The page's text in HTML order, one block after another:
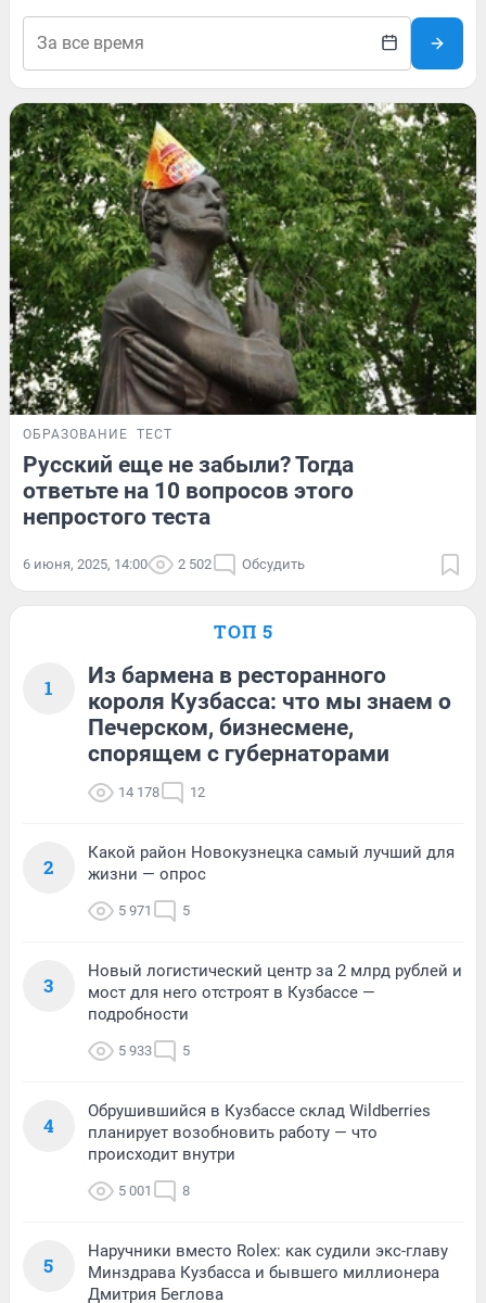
ОБРАЗОВАНИЕ ТЕСТ
Русский еще не забыли? Тогда
ответьте на 10 вопросов этого
непростого теста
6 июня, 2025, 14:00 2 502 Обсудить
ТОП 5
1
Из бармена в ресторанного
короля Кузбасса: что мы знаем о
Печерском, бизнесмене,
спорящем с губернаторами
14 178 12
2
Какой район Новокузнецка самый лучший для
жизни — опрос
5 971 5
3
Новый логистический центр за 2 млрд рублей и
мост для него отстроят в Кузбассе —
подробности
5 933 5
4
Обрушившийся в Кузбассе склад Wildberries
планирует возобновить работу — что
происходит внутри
5 001 8
5
Наручники вместо Rolex: как судили экс-главу
Минздрава Кузбасса и бывшего миллионера
Дмитрия Беглова